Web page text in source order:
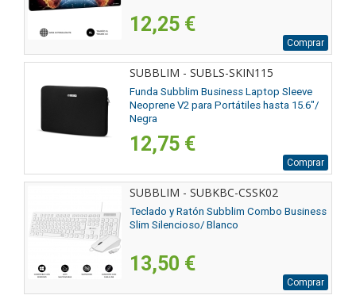
12,25 €
Comprar
SUBBLIM - SUBLS-SKIN115
Funda Subblim Business Laptop Sleeve
Neoprene V2 para Portátiles hasta 15.6"/
Negra
12,75 €
Comprar
SUBBLIM - SUBKBC-CSSK02
Teclado y Ratón Subblim Combo Business
Slim Silencioso/ Blanco
13,50 €
Comprar